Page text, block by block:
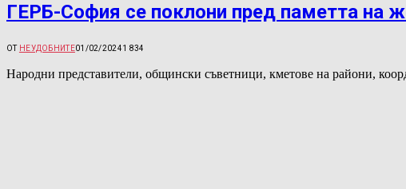
ГЕРБ-София се поклони пред паметта на
ОТ НЕУДОБНИТЕ01/02/20241 834
Народни представители, общински съветници, кметове на райони,